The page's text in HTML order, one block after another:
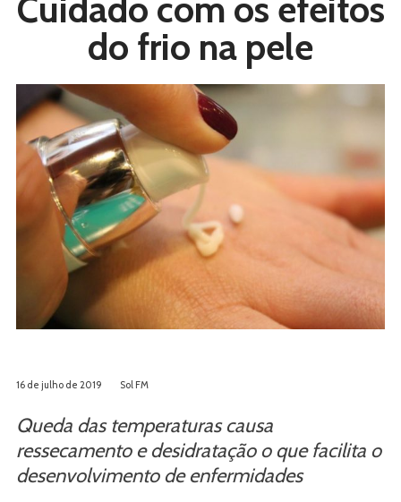
do frio na pele
16 de julho de 2019 Sol FM
Queda das temperaturas causa
ressecamento e desidratação o que facilita o
desenvolvimento de enfermidades